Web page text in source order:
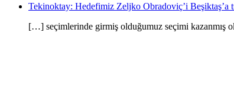
Tekinoktay: Hedefimiz Zeljko Obradoviç’i Beşiktaş’a
[…] seçimlerinde girmiş olduğumuz seçimi kazanmış